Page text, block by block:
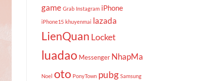
game Grab Instagram iPhone
iPhone15 khuyenmai lazada
LienQuan Locket
luadao Messenger NhapMa
Noel oto PonyTown pubg Samsung